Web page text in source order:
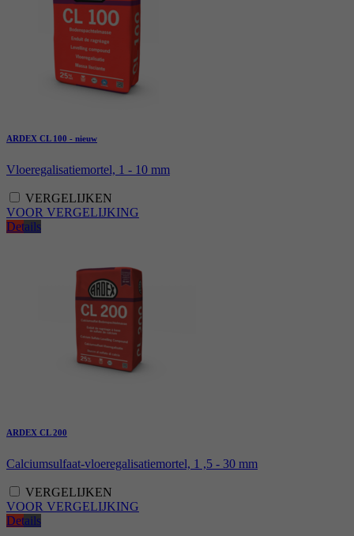
ARDEX CL 100 - nieuw
Vloeregalisatiemortel, 1 - 10 mm
VERGELIJKEN
VOOR VERGELIJKING
Details
ARDEX CL 200
Calciumsulfaat-vloeregalisatiemortel, 1 ,5 - 30 mm
VERGELIJKEN
VOOR VERGELIJKING
Details